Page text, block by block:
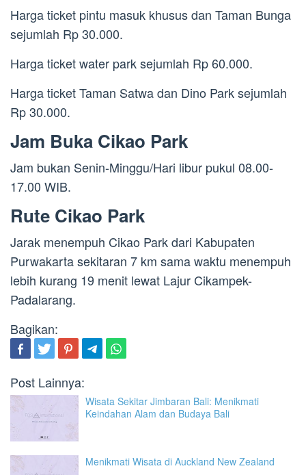
Harga ticket pintu masuk khusus dan Taman Bunga
sejumlah Rp 30.000.
Harga ticket water park sejumlah Rp 60.000.
Harga ticket Taman Satwa dan Dino Park sejumlah
Rp 30.000.
Jam Buka Cikao Park
Jam bukan Senin-Minggu/Hari libur pukul 08.00-
17.00 WIB.
Rute Cikao Park
Jarak menempuh Cikao Park dari Kabupaten
Purwakarta sekitaran 7 km sama waktu menempuh
lebih kurang 19 menit lewat Lajur Cikampek-
Padalarang.
Bagikan:
Post Lainnya:
Wisata Sekitar Jimbaran Bali: Menikmati
Keindahan Alam dan Budaya Bali
Menikmati Wisata di Auckland New Zealand